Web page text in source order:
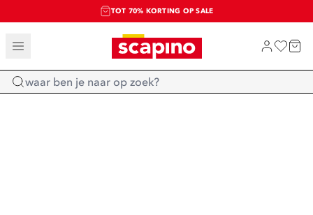
TOT 70% KORTING OP SALE
SALE: LAATSTE KANS!
SHOP NIEUW
Home